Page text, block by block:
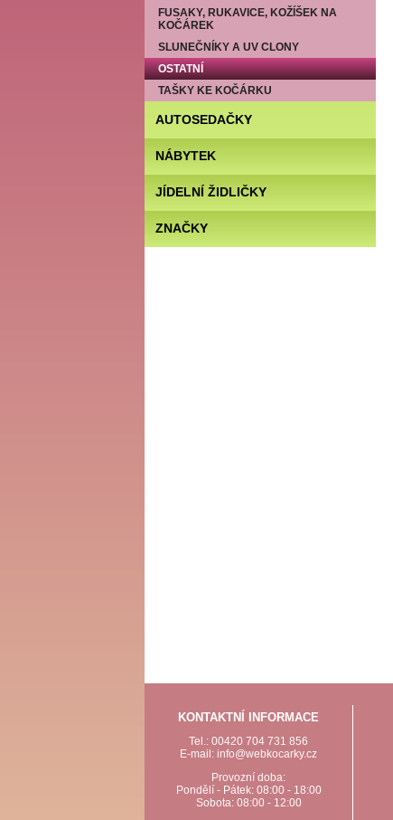
FUSAKY, RUKAVICE, KOŽÍŠEK NA
KOČÁREK
SLUNEČNÍKY A UV CLONY
OSTATNÍ
TAŠKY KE KOČÁRKU
AUTOSEDAČKY
NÁBYTEK
JÍDELNÍ ŽIDLIČKY
ZNAČKY
KONTAKTNÍ INFORMACE
Tel.: 00420 704 731 856
E-mail: info@webkocarky.cz
Provozní doba:
Pondělí - Pátek: 08:00 - 18:00
Sobota: 08:00 - 12:00